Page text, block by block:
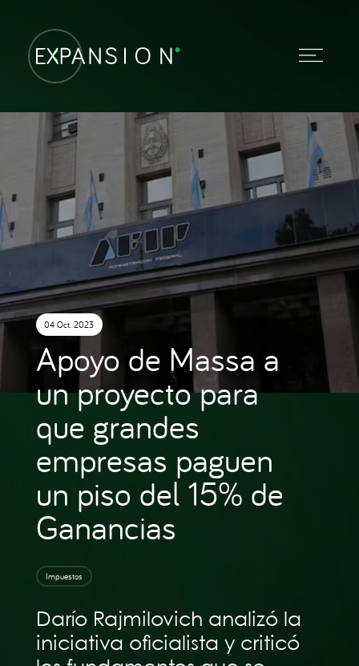
04 Oct. 2023
Apoyo de Massa a
un proyecto para
que grandes
empresas paguen
un piso del 15% de
Ganancias
Impuestos
Darío Rajmilovich analizó la
iniciativa oficialista y criticó